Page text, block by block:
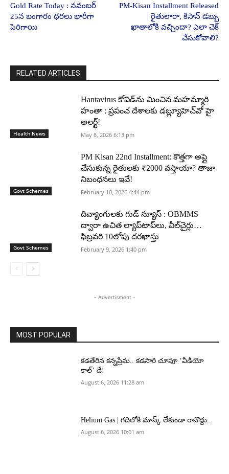
Gold Rate Today : నవంబర్
25న బంగారం ధరలు భారీగా
పెరిగాయి
PM-Kisan Installment Released
| రైతులారా, కిసాన్ డబ్బు
ఖాతాలోకి వచ్చిందా? ఎలా చెక్
చేసుకోవాలి?
RELATED ARTICLES
Health News
Hantavirus కోవిడ్‌ను మించిన మహమ్మారి
హంతా : ప్రపంచ దేశాలకు డబ్ల్యూహెచ్‌వో హై
అలర్ట్!
May 8, 2026 6:13 pm
Govt Schemes
PM Kisan 22nd Installment: కొత్తగా అప్లై
చేసుకున్న రైతులకు ₹2000 వస్తాయా? తాజా
నిబంధనలు ఇవే!
February 10, 2026 4:44 pm
Govt Schemes
దివ్యాంగులకు గుడ్ న్యూస్ : OBMMS
ద్వారా ఉచిత ల్యాప్‌టాప్‌లు, వీల్‌చైర్లు…
ఫిబ్రవరి 10లోపు దరఖాస్తు
February 9, 2026 1:40 pm
- Advertisment -
MOST POPULAR
కడతేరిన కన్నప్రేమ.. కడసారి చూపూ ‘వీడియో
కాల్’ దే!
August 6, 2026 11:28 am
Helium Gas | గదిలోకి మాస్క్ లేకుండా రావొద్దు..
August 6, 2026 10:01 am